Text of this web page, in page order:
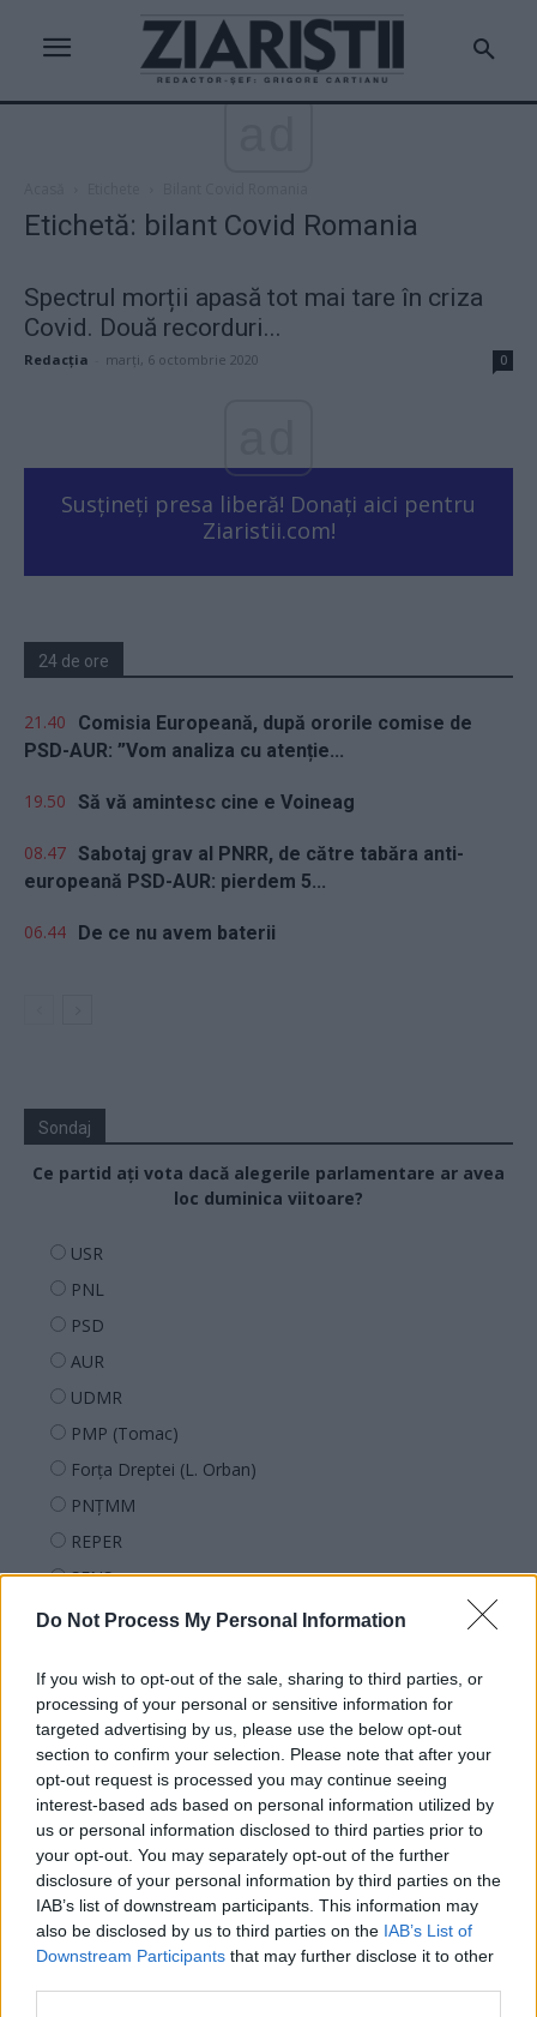
Do Not Process My Personal Information
If you wish to opt-out of the sale, sharing to third parties, or
processing of your personal or sensitive information for
targeted advertising by us, please use the below opt-out
section to confirm your selection. Please note that after your
opt-out request is processed you may continue seeing
interest-based ads based on personal information utilized by
us or personal information disclosed to third parties prior to
your opt-out. You may separately opt-out of the further
disclosure of your personal information by third parties on the
IAB’s list of downstream participants. This information may
also be disclosed by us to third parties on the IAB’s List of
Downstream Participants that may further disclose it to other
Etichetă: bilant Covid Romania
Spectrul morții apasă tot mai tare în criza
Covid. Două recorduri...
Redacţia marți, 6 octombrie 2020 0
Susțineți presa liberă! Donați aici pentru
Ziaristii.com!
24 de ore
21.40
Comisia Europeană, după ororile comise de
PSD-AUR: ”Vom analiza cu atenție...
19.50 Să vă amintesc cine e Voineag
08.47 Sabotaj grav al PNRR, de către tabăra anti-
europeană PSD-AUR: pierdem 5...
06.44 De ce nu avem baterii
Sondaj
Ce partid ați vota dacă alegerile parlamentare ar avea
loc duminica viitoare?
USR
PNL
PSD
AUR
UDMR
PMP (Tomac)
Forța Dreptei (L. Orban)
PNȚMM
REPER
SENS
SOS (Șoșoacă)
PACE (Peia)
Acțiunea Conservatoare (Târziu)
PDF (Lazarus)
PUSL (D. Voiculescu)
PNȚCD (Pavelescu)
PNCR (Terheș)
Partidul Patrioților (Surugiu)
FAR (Coarnă)
România pe Primul Loc (Ponta)